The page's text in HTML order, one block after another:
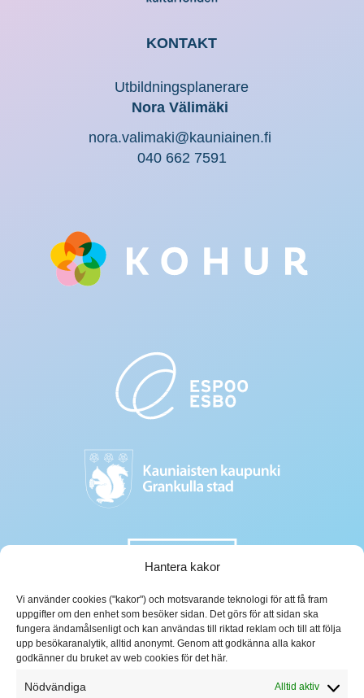
Hantera kakor
Vi använder cookies ("kakor") och motsvarande teknologi för att få fram
uppgifter om den enhet som besöker sidan. Det görs för att sidan ska
fungera ändamålsenligt och kan användas till riktad reklam och till att följa
upp besökaranalytik, alltid anonymt. Genom att godkänna alla kakor
godkänner du bruket av web cookies för det här.
Nödvändiga Alltid aktiv
KONTAKT
Utbildningsplanerare
Nora Välimäki
nora.valimaki@kauniainen.fi
040 662 7591